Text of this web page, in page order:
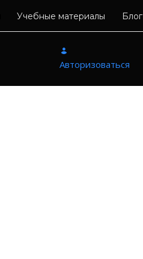
Учебные материалы Блог
Авторизоваться